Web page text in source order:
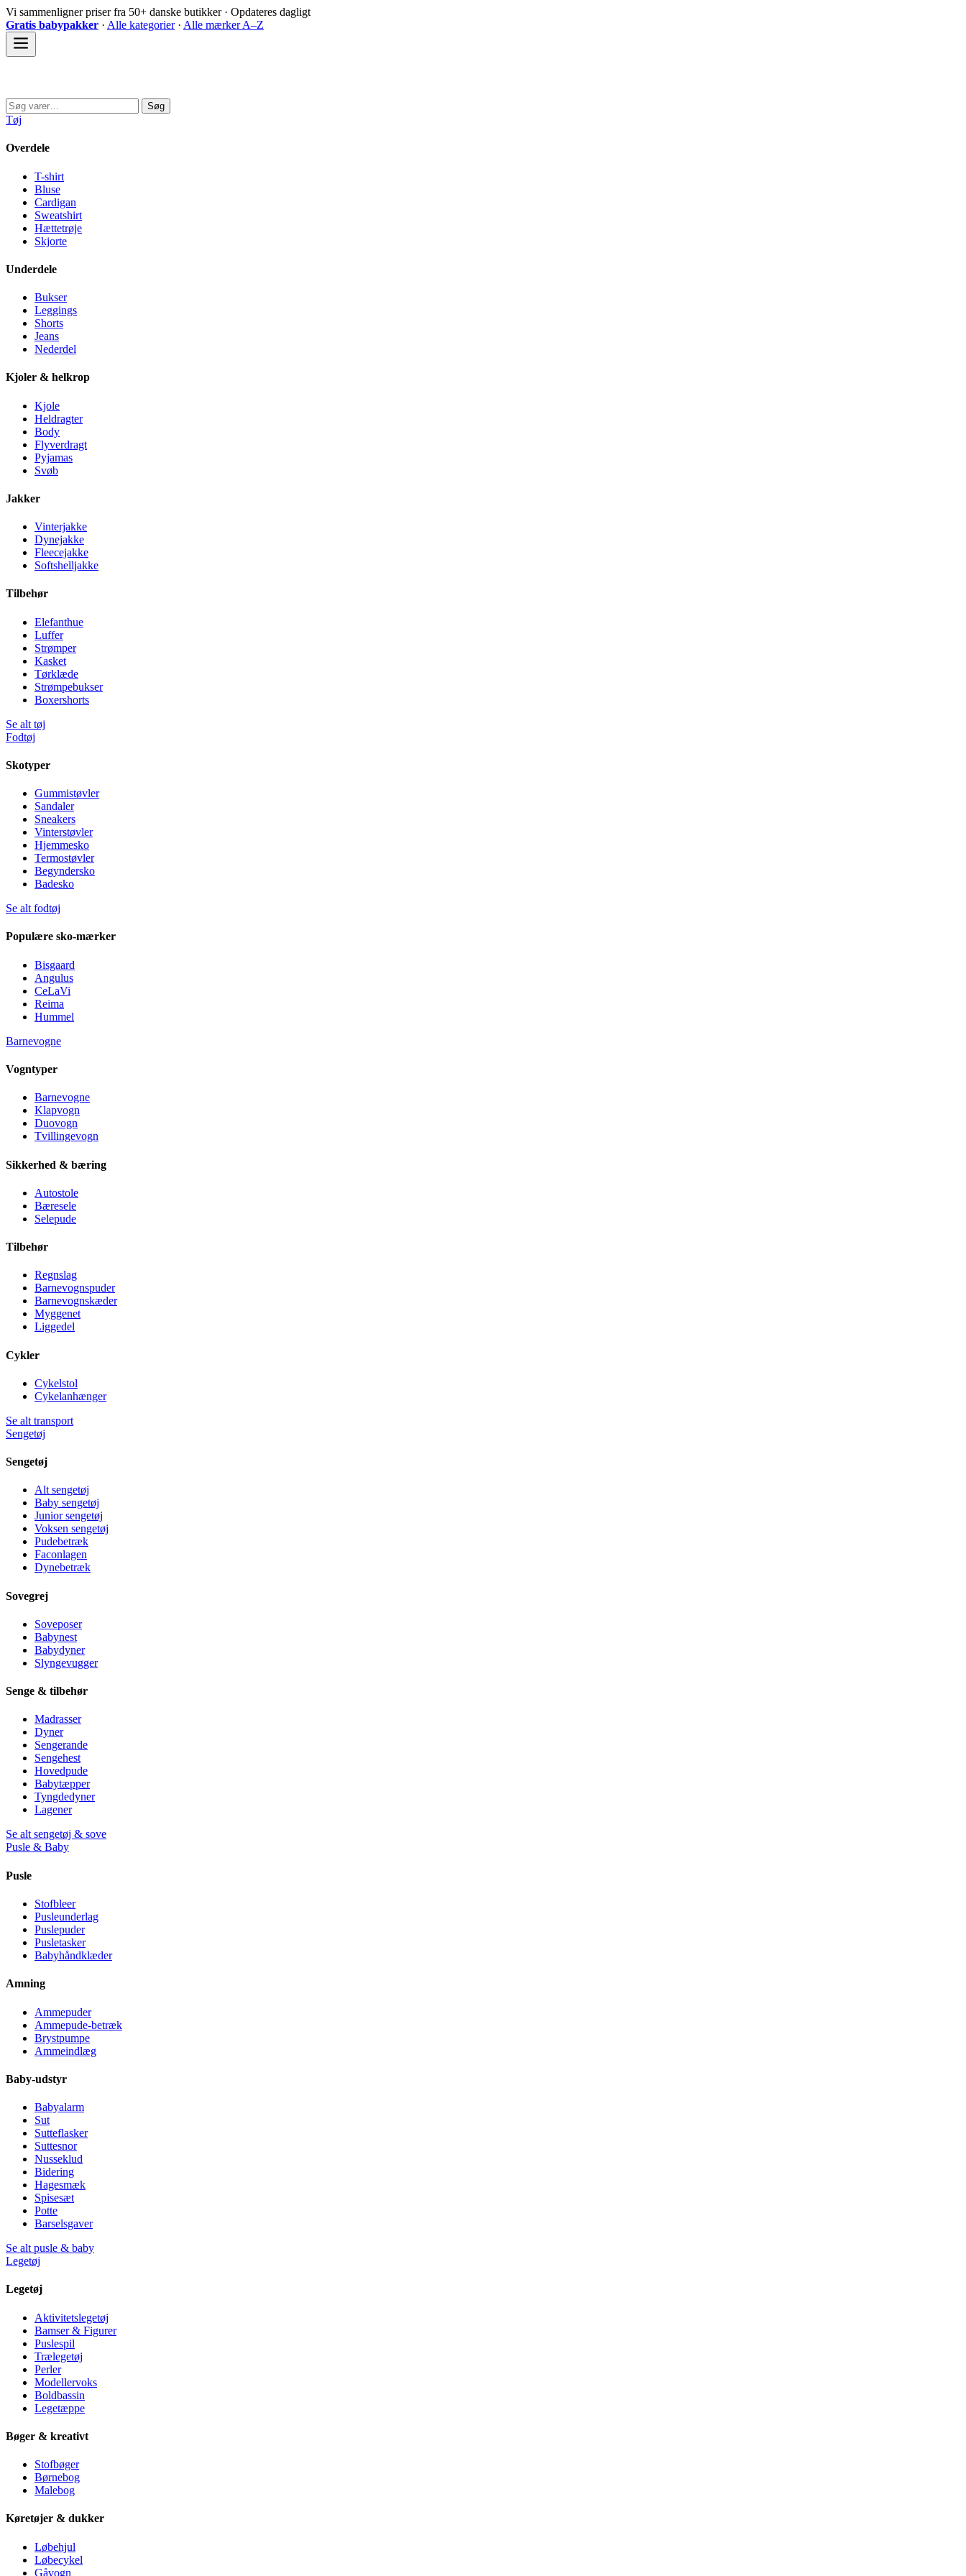
Spring
til
indhold
Vi sammenligner priser fra 50+ danske butikker · Opdateres dagligt
Gratis babypakker · Alle kategorier· Alle mærker A–Z
Søg
efter:
Søg
Tøj
Overdele
T-shirt
Bluse
Cardigan
Sweatshirt
Hættetrøje
Skjorte
Underdele
Bukser
Leggings
Shorts
Jeans
Nederdel
Kjoler & helkrop
Kjole
Heldragter
Body
Flyverdragt
Pyjamas
Svøb
Jakker
Vinterjakke
Dynejakke
Fleecejakke
Softshelljakke
Tilbehør
Elefanthue
Luffer
Strømper
Kasket
Tørklæde
Strømpebukser
Boxershorts
Se alt tøj
Fodtøj
Skotyper
Gummistøvler
Sandaler
Sneakers
Vinterstøvler
Hjemmesko
Termostøvler
Begyndersko
Badesko
Se alt fodtøj
Populære sko-mærker
Bisgaard
Angulus
CeLaVi
Reima
Hummel
Barnevogne
Vogntyper
Barnevogne
Klapvogn
Duovogn
Tvillingevogn
Sikkerhed & bæring
Autostole
Bæresele
Selepude
Tilbehør
Regnslag
Barnevognspuder
Barnevognskæder
Myggenet
Liggedel
Cykler
Cykelstol
Cykelanhænger
Se alt transport
Sengetøj
Sengetøj
Alt sengetøj
Baby sengetøj
Junior sengetøj
Voksen sengetøj
Pudebetræk
Faconlagen
Dynebetræk
Sovegrej
Soveposer
Babynest
Babydyner
Slyngevugger
Senge & tilbehør
Madrasser
Dyner
Sengerande
Sengehest
Hovedpude
Babytæpper
Tyngdedyner
Lagener
Se alt sengetøj & sove
Pusle & Baby
Pusle
Stofbleer
Pusleunderlag
Puslepuder
Pusletasker
Babyhåndklæder
Amning
Ammepuder
Ammepude-betræk
Brystpumpe
Ammeindlæg
Baby-udstyr
Babyalarm
Sut
Sutteflasker
Suttesnor
Nusseklud
Bidering
Hagesmæk
Spisesæt
Potte
Barselsgaver
Se alt pusle & baby
Legetøj
Legetøj
Aktivitetslegetøj
Bamser & Figurer
Puslespil
Trælegetøj
Perler
Modellervoks
Boldbassin
Legetæppe
Bøger & kreativt
Stofbøger
Børnebog
Malebog
Køretøjer & dukker
Løbehjul
Løbecykel
Gåvogn